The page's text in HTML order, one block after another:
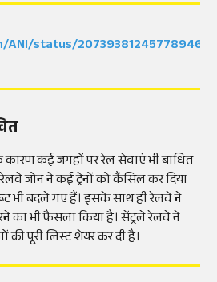
status/2073938124577894630
कारण कई जगहों पर रेल सेवाएं भी बाधित
जोन ने कई ट्रेनों को कैंसिल कर दिया
भी बदले गए हैं। इसके साथ ही रेलवे ने
का भी फैसला किया है। सेंट्रले रेलवे ने
की पूरी लिस्ट शेयर कर दी है।